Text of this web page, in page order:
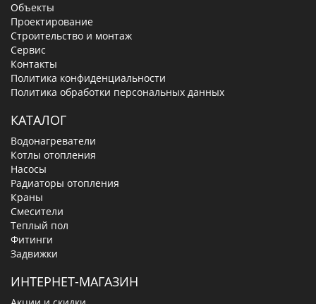
Объекты
Проектирование
Строительство и монтаж
Сервис
Контакты
Политика конфиденциальности
Политика обработки персональных данных
КАТАЛОГ
Водонагреватели
Котлы отопления
Насосы
Радиаторы отопления
Краны
Смесители
Теплый пол
Фитинги
Задвижки
ИНТЕРНЕТ-МАГАЗИН